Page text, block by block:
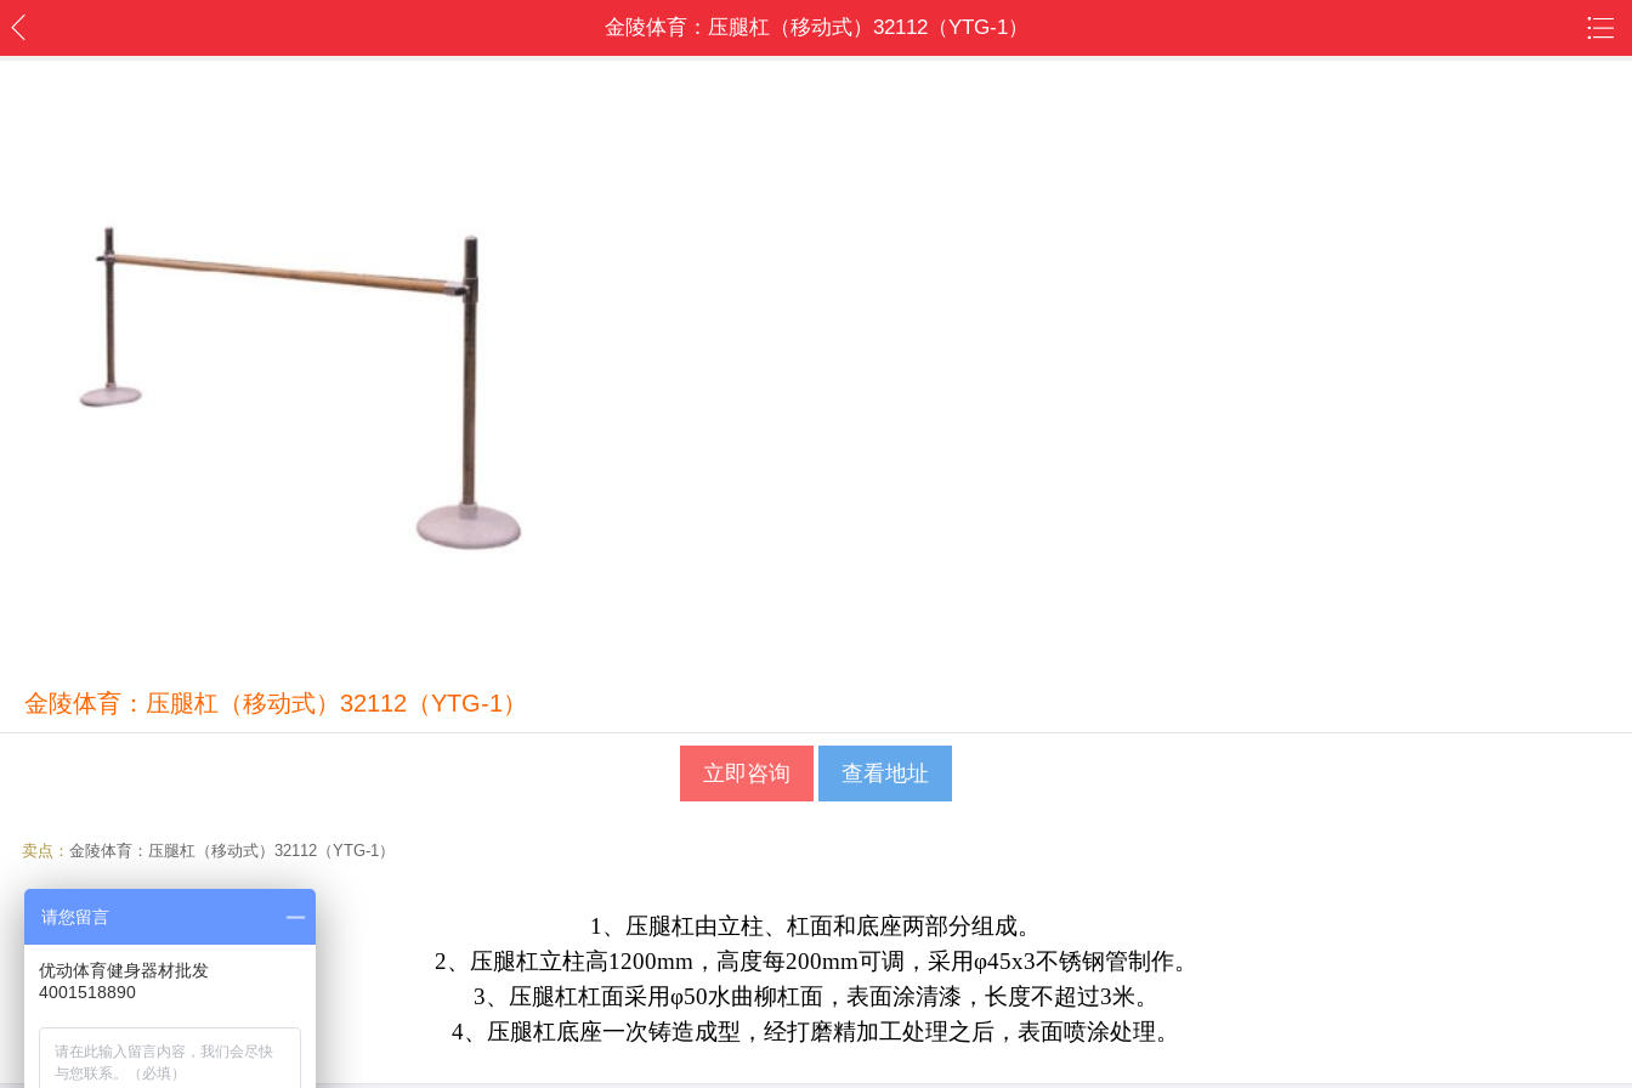
金陵体育：压腿杠（移动式）32112（YTG-1）
金陵体育：压腿杠（移动式）32112（YTG-1）
立即咨询 查看地址
卖点： 金陵体育：压腿杠（移动式）32112（YTG-1）
1、压腿杠由立柱、杠面和底座两部分组成。
2、压腿杠立柱高1200mm，高度每200mm可调，采用φ45x3不锈钢管制作。
3、压腿杠杠面采用φ50水曲柳杠面，表面涂清漆，长度不超过3米。
4、压腿杠底座一次铸造成型，经打磨精加工处理之后，表面喷涂处理。
请您留言
优动体育健身器材批发
4001518890